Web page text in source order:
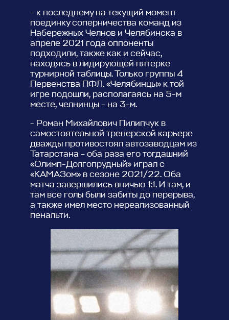
- к последнему на текущий момент
поединку соперничества команд из
Набережных Челнов и Челябинска в
апреле 2021 года оппоненты
подходили, также как и сейчас,
находясь в лидирующей пятерке
турнирной таблицы. Только группы 4
Первенства ПФЛ. «Челябинцы» к той
игре подошли, располагаясь на 5-м
месте, челнинцы – на 3-м.
- Роман Михайлович Пилипчук в
самостоятельной тренерской карьере
дважды противостоял автозаводцам из
Татарстана – оба раза его тогдашний
«Олимп-Долгопрудный» играл с
«КАМАЗом» в сезоне 2021/22. Оба
матча завершились вничью 1:1. И там, и
там все голы были забиты до перерыва,
а также имел место нереализованный
пенальти.